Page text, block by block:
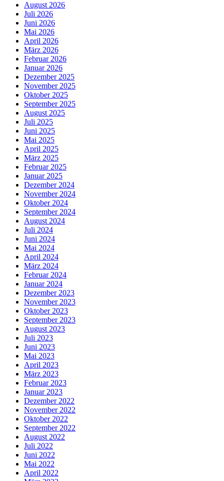
August 2026
Juli 2026
Juni 2026
Mai 2026
April 2026
März 2026
Februar 2026
Januar 2026
Dezember 2025
November 2025
Oktober 2025
September 2025
August 2025
Juli 2025
Juni 2025
Mai 2025
April 2025
März 2025
Februar 2025
Januar 2025
Dezember 2024
November 2024
Oktober 2024
September 2024
August 2024
Juli 2024
Juni 2024
Mai 2024
April 2024
März 2024
Februar 2024
Januar 2024
Dezember 2023
November 2023
Oktober 2023
September 2023
August 2023
Juli 2023
Juni 2023
Mai 2023
April 2023
März 2023
Februar 2023
Januar 2023
Dezember 2022
November 2022
Oktober 2022
September 2022
August 2022
Juli 2022
Juni 2022
Mai 2022
April 2022